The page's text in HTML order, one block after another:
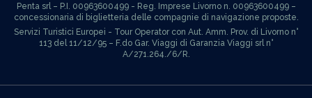
Penta srl – P.I. 00963600499 - Reg. Imprese Livorno n. 00963600499 –
concessionaria di biglietteria delle compagnie di navigazione proposte.
Servizi Turistici Europei - Tour Operator con Aut. Amm. Prov. di Livorno n°
113 del 11/12/95 – F.do Gar. Viaggi di Garanzia Viaggi srl n°
A/271.264./6/R.